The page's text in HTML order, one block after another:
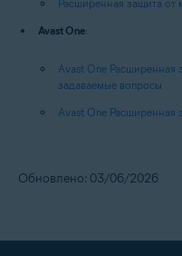
Расширенная защита от
Avast One:
Avast One Расширенная
задаваемые вопросы
Avast One Расширенная
Обновлено: 03/06/2026